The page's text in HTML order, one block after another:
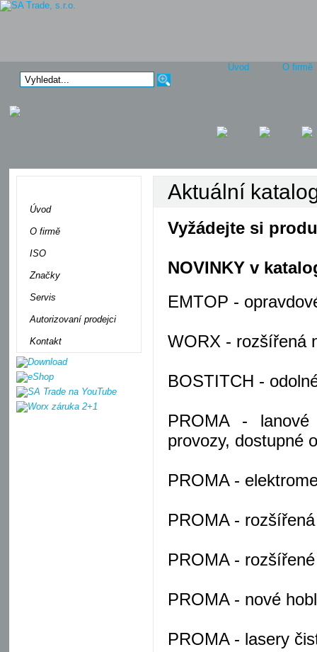
Úvod O firmě
Úvod
O firmě
ISO
Značky
Servis
Autorizovaní prodejci
Kontakt
Aktuální
Vyžádejte si
NOVINKY v
EMTOP -
WORX - rozšířená
BOSTITCH -
PROMA -
provozy, dostupné
PROMA -
PROMA -
PROMA -
PROMA - nové
PROMA - lasery